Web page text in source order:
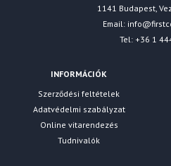
1141 Budapest,
Email:
Tel: +36 1
INFORMÁCIÓK
Szerződési feltételek
Adatvédelmi szabályzat
Online vitarendezés
Tudnivalók